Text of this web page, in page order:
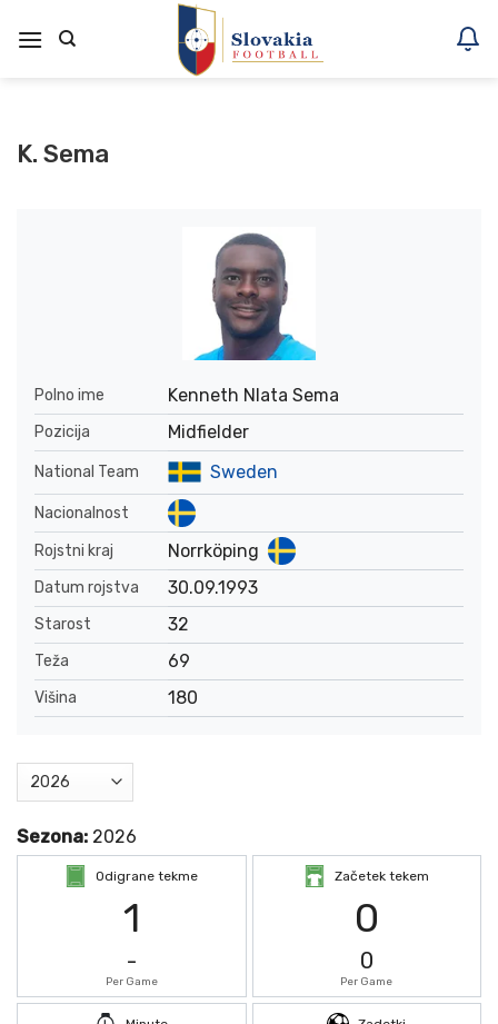
na
K. Sema
Polno ime Kenneth Nlata Sema
Pozicija Midfielder
National Team Sweden
Nacionalnost
Rojstni kraj
Norrköping
Datum rojstva 30.09.1993
Starost 32
Teža 69
Višina 180
Sezona: 2026
Odigrane tekme
1
-
Per Game
Začetek tekem
0
0
Per Game